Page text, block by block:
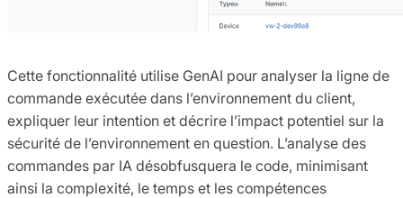
Cette fonctionnalité utilise GenAI pour analyser la ligne de
commande exécutée dans l’environnement du client,
expliquer leur intention et décrire l’impact potentiel sur la
sécurité de l’environnement en question. L’analyse des
commandes par IA désobfusquera le code, minimisant
ainsi la complexité, le temps et les compétences